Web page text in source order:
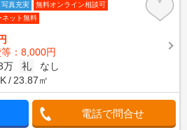
写真充実
無料オンライン相談可
ネット無料
：8,000円
万 礼
なし
23.87㎡
電話で問合せ